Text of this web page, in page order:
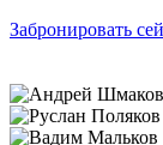
Забронировать